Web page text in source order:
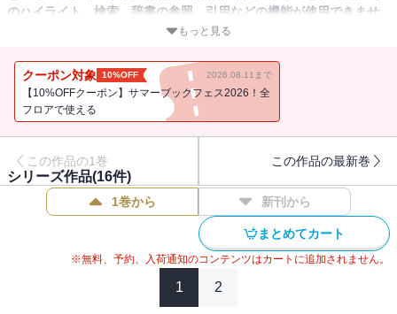
のハイライト、検索、辞書の参照、引用などの機能が使用できませ
特集 詩の現在そして未来
もっと見る
クーポン対象 10%OFF 2026.08.11まで
【10%OFFクーポン】サマーブックフェス2026！全
フロアで使える
この作品の1巻 この作品の最新巻
シリーズ作品(16件)
1巻から 新刊から
まとめてカート
※無料、予約、入荷通知のコンテンツはカートに追加されません。
1 2